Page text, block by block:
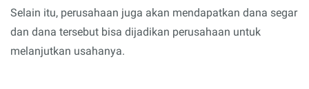
Selain itu, perusahaan juga akan mendapatkan dana segar
dan dana tersebut bisa dijadikan perusahaan untuk
melanjutkan usahanya.